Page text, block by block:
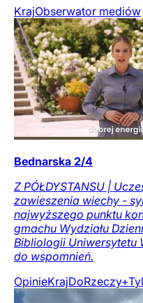
KrajObserwator mediów
Bednarska 2/4
Z PÓŁDYSTANSU |
zawieszenia wiechy -
najwyższego punktu
gmachu Wydziału
Bibliologii Uniwersytetu
do wspomnień.
OpinieKrajDoRzeczy+